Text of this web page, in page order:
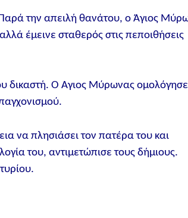
την απειλή θανάτου, ο Άγιος
έμεινε σταθερός στις πεποιθήσεις
δικαστή. Ο Άγιος Μύρωνας ομολόγησε
να πλησιάσει τον πατέρα του και
του, αντιμετώπισε τους δήμιους.